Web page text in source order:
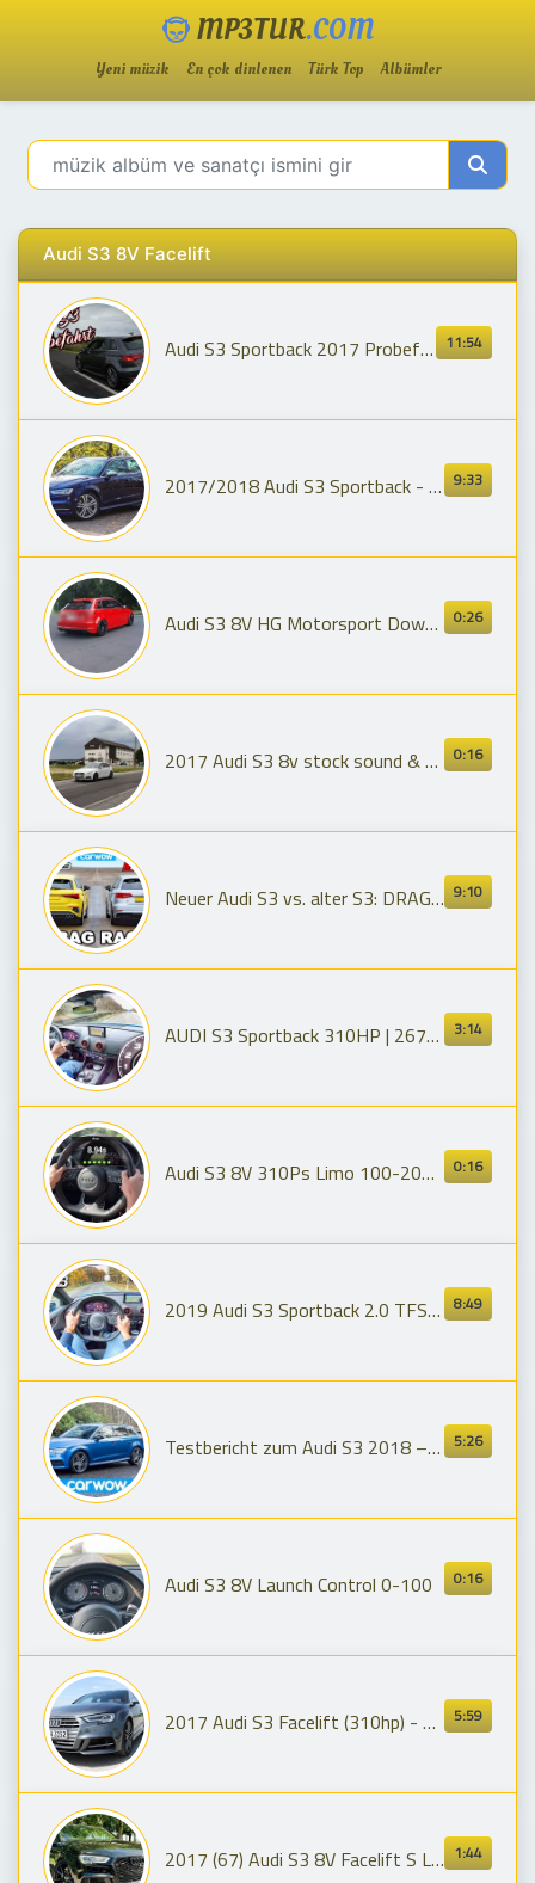
MP3TUR.COM
Yeni müzik En çok dinlenen Türk Top Albümler
Audi S3 8V Facelift
11:54
Audi S3 Sportback 2017 Probefahrt | Audi S3 2017 Launch Control Sound Exhaust | Audi S3 Facelift
9:33
2017/2018 Audi S3 Sportback - Test Drive | Review | Fahrbericht ///Lets Drive///
0:26
Audi S3 8V HG Motorsport Downpipe + Friedrich Motorsport AGA
0:16
2017 Audi S3 8v stock sound & farts 🚀 💨
9:10
Neuer Audi S3 vs. alter S3: DRAG RACE *Ist er schneller?*
3:14
AUDI S3 Sportback 310HP | 267km/h on AUTOBAHN (No Speed Limit) by AutoTopNL
0:16
Audi S3 8V 310Ps Limo 100-200 Km/h, Speed, Acceleration, Sound, onbaord, Tacho, Dragy
8:49
2019 Audi S3 Sportback 2.0 TFSI Quattro S-Tronic POV Test Drive by AutoTopNL
5:26
Testbericht zum Audi S3 2018 – deshalb ist er das ultimative Sleeper Car
0:16
Audi S3 8V Launch Control 0-100
5:59
2017 Audi S3 Facelift (310hp) - DRIVE & SOUND (60FPS)
1:44
2017 (67) Audi S3 8V Facelift S Line Black Edition - 4 Door Saloon - S Tronic Auto - Maxton Design